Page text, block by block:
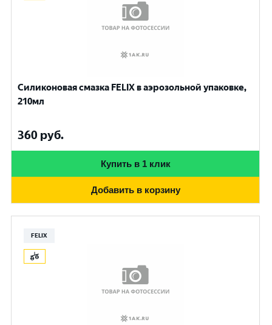
Силиконовая смазка FELIX в аэрозольной упаковке,
210мл
360 руб.
Купить в 1 клик
Добавить в корзину
FELIX